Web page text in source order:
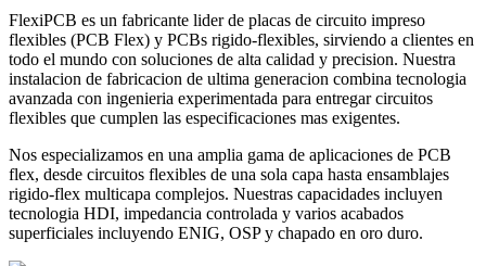
FlexiPCB es un fabricante lider de placas de circuito impreso
flexibles (PCB Flex) y PCBs rigido-flexibles, sirviendo a clientes en
todo el mundo con soluciones de alta calidad y precision. Nuestra
instalacion de fabricacion de ultima generacion combina tecnologia
avanzada con ingenieria experimentada para entregar circuitos
flexibles que cumplen las especificaciones mas exigentes.
Nos especializamos en una amplia gama de aplicaciones de PCB
flex, desde circuitos flexibles de una sola capa hasta ensamblajes
rigido-flex multicapa complejos. Nuestras capacidades incluyen
tecnologia HDI, impedancia controlada y varios acabados
superficiales incluyendo ENIG, OSP y chapado en oro duro.